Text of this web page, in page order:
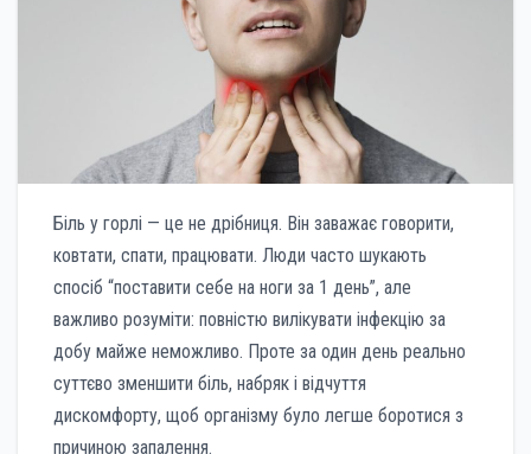
Біль у горлі — це не дрібниця. Він заважає говорити,
ковтати, спати, працювати. Люди часто шукають
спосіб “поставити себе на ноги за 1 день”, але
важливо розуміти: повністю вилікувати інфекцію за
добу майже неможливо. Проте за один день реально
суттєво зменшити біль, набряк і відчуття
дискомфорту, щоб організму було легше боротися з
причиною запалення.